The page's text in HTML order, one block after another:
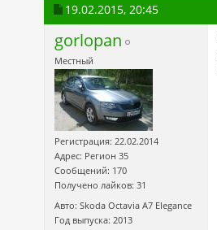
19.02.2015, 20:45
gorlopan
Местный
Регистрация: 22.02.2014
Адрес: Регион 35
Сообщений: 170
Получено лайков: 31
Авто: Skoda Octavia А7 Elegance
Год выпуска: 2013